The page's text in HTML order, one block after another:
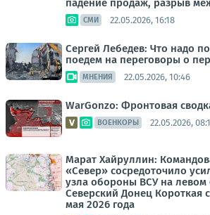
падение продаж, разрыв
СМИ 22.05.2026, 16:18
Сергей Лебедев: Что надо
поедем на переговоры о
МНЕНИЯ 22.05.2026, 10:46
WarGonzo: Фронтовая
ВОЕНКОРЫ 22.05.2026,
Марат Хайруллин:
«Север» сосредоточило
узла обороны ВСУ на левом
Северский Донец Короткая
мая 2026 года